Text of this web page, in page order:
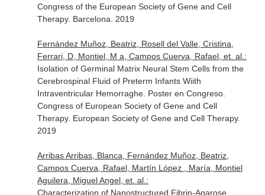
Congress of the European Society of Gene and Cell
Therapy. Barcelona. 2019
Fernández Muñoz, Beatriz, Rosell del Valle, Cristina,
Ferrari, D, Montiel, M a, Campos Cuerva, Rafael, et. al.:
Isolation of Germinal Matrix Neural Stem Cells from the
Cerebrospinal Fluid of Preterm Infants Wiith
Intraventricular Hemorraghe. Poster en Congreso.
Congress of European Society of Gene and Cell
Therapy. European Society of Gene and Cell Therapy.
2019
Arribas Arribas, Blanca, Fernández Muñoz, Beatriz,
Campos Cuerva, Rafael, Martín López , María, Montiel
Aguilera, Miguel Angel, et. al.:
Characterization of Nanostructured Fibrin-Agarose